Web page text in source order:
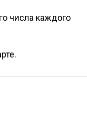
числа каждого